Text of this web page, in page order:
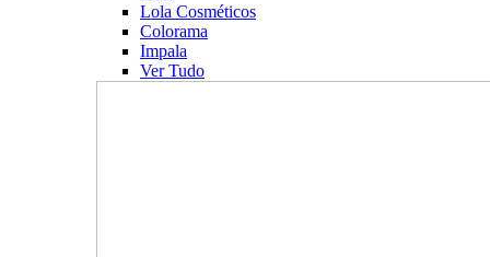
Lola Cosméticos
Colorama
Impala
Ver Tudo